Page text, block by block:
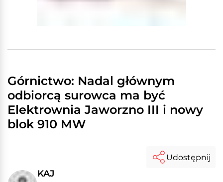
Górnictwo: Nadal głównym
odbiorcą surowca ma być
Elektrownia Jaworzno III i nowy
blok 910 MW
KAJ
Udostępnij